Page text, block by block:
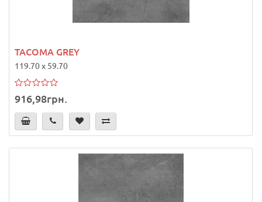
TACOMA GREY
119.70 x 59.70
916,98грн.